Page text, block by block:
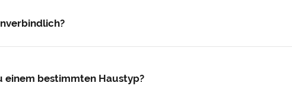
einem bestimmten Haustyp?